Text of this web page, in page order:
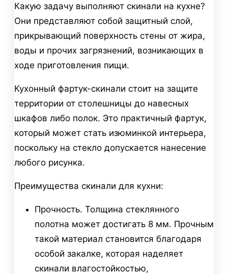
Какую задачу выполняют скинали на кухне?
Они представляют собой защитный слой,
прикрывающий поверхность стены от жира,
воды и прочих загрязнений, возникающих в
ходе приготовления пищи.
Кухонный фартук-скинали стоит на защите
территории от столешницы до навесных
шкафов либо полок. Это практичный фартук,
который может стать изюминкой интерьера,
поскольку на стекло допускается нанесение
любого рисунка.
Преимущества скинали для кухни:
Прочность. Толщина стеклянного
полотна может достигать 8 мм. Прочным
такой материал становится благодаря
особой закалке, которая наделяет
скинали влагостойкостью,